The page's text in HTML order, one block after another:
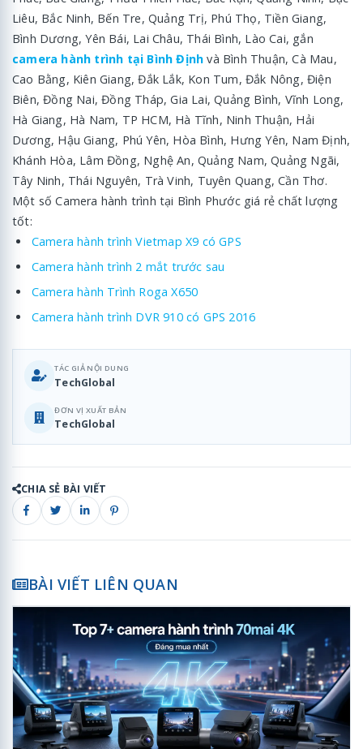
Liêu, Bắc Ninh, Bến Tre, Quảng Trị, Phú Thọ, Tiền Giang,
Bình Dương, Yên Bái, Lai Châu, Thái Bình, Lào Cai, gắn
camera hành trình tại Bình Định và Bình Thuận, Cà Mau,
Cao Bằng, Kiên Giang, Đắk Lắk, Kon Tum, Đắk Nông, Điện
Biên, Đồng Nai, Đồng Tháp, Gia Lai, Quảng Bình, Vĩnh Long,
Hà Giang, Hà Nam, TP HCM, Hà Tĩnh, Ninh Thuận, Hải
Dương, Hậu Giang, Phú Yên, Hòa Bình, Hưng Yên, Nam Định,
Khánh Hòa, Lâm Đồng, Nghệ An, Quảng Nam, Quảng Ngãi,
Tây Ninh, Thái Nguyên, Trà Vinh, Tuyên Quang, Cần Thơ.
Một số Camera hành trình tại Bình Phước giá rẻ chất lượng
tốt:
Camera hành trình Vietmap X9 có GPS
Camera hành trình 2 mắt trước sau
Camera hành Trình Roga X650
Camera hành trình DVR 910 có GPS 2016
TÁC GIẢ NỘI DUNG
TechGlobal
ĐƠN VỊ XUẤT BẢN
TechGlobal
CHIA SẺ BÀI VIẾT
BÀI VIẾT LIÊN QUAN